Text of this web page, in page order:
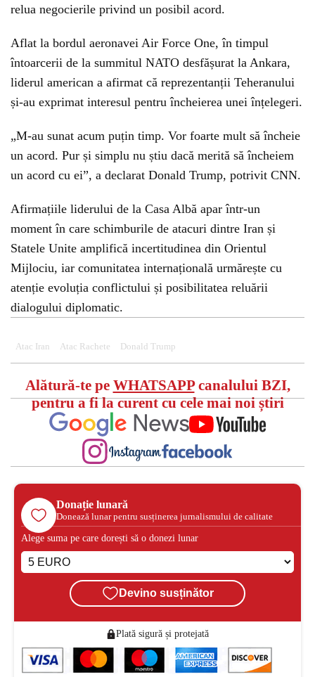
relua negocierile privind un posibil acord.
Aflat la bordul aeronavei Air Force One, în timpul
întoarcerii de la summitul NATO desfășurat la Ankara,
liderul american a afirmat că reprezentanții Teheranului
și-au exprimat interesul pentru încheierea unei înțelegeri.
„M-au sunat acum puțin timp. Vor foarte mult să încheie
un acord. Pur și simplu nu știu dacă merită să încheiem
un acord cu ei”, a declarat Donald Trump, potrivit CNN.
Afirmațiile liderului de la Casa Albă apar într-un
moment în care schimburile de atacuri dintre Iran și
Statele Unite amplifică incertitudinea din Orientul
Mijlociu, iar comunitatea internațională urmărește cu
atenție evoluția conflictului și posibilitatea reluării
dialogului diplomatic.
Atac Iran Atac Rachete Donald Trump
Alătură-te pe WHATSAPPcanalului BZI,
pentru a fi la curent cu cele mai noi știri
Donație lunară
Donează lunar pentru susținerea jurnalismului de calitate
Alege suma pe care dorești să o donezi lunar
Devino susținător
Plată sigură și protejată